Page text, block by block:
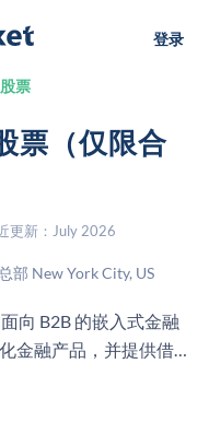
登录
票
票（仅限合
更新：July 2026
总部 New York City, US
向 B2B 的嵌入式金融
金融产品，并提供借